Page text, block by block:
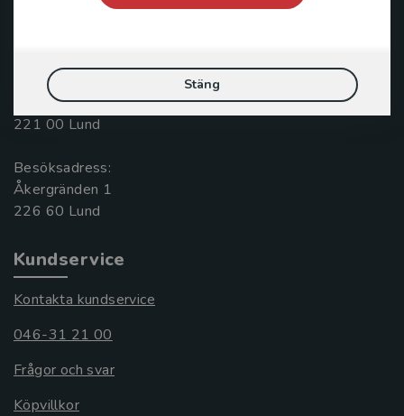
Stäng
Postadress:
Box 141
221 00 Lund
Besöksadress:
Åkergränden 1
Kundservice
Kontakta kundservice
046-31 21 00
Frågor och svar
Köpvillkor